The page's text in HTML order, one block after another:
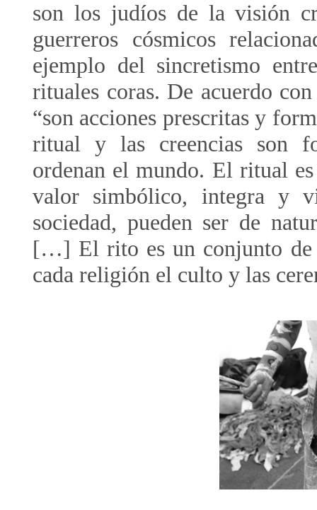
son los judíos de la visión
guerreros cósmicos
ejemplo del sincretismo
rituales coras. De acuerdo
“son acciones prescritas y
ritual y las creencias son
ordenan el mundo. El ritual
valor simbólico, integra y
sociedad, pueden ser de
[…] El rito es un conjunto de
cada religión el culto y las